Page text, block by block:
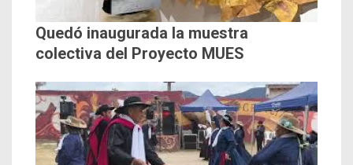
Quedó inaugurada la muestra
colectiva del Proyecto MUES